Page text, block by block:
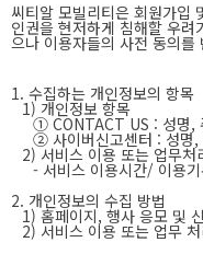
씨티알 모빌리티은 회원가입
인권을 현저하게 침해할 우
으나 이용자들의 사전 동의를
1. 수집하는 개인정보의 항목
1) 개인정보 항목
① CONTACT US : 성명,
② 사이버신고센터 : 성명,
2) 서비스 이용 또는 업무
- 서비스 이용시간/ 이용
2. 개인정보의 수집 방법
1) 홈페이지, 행사 응모 및
2) 서비스 이용 또는 업무